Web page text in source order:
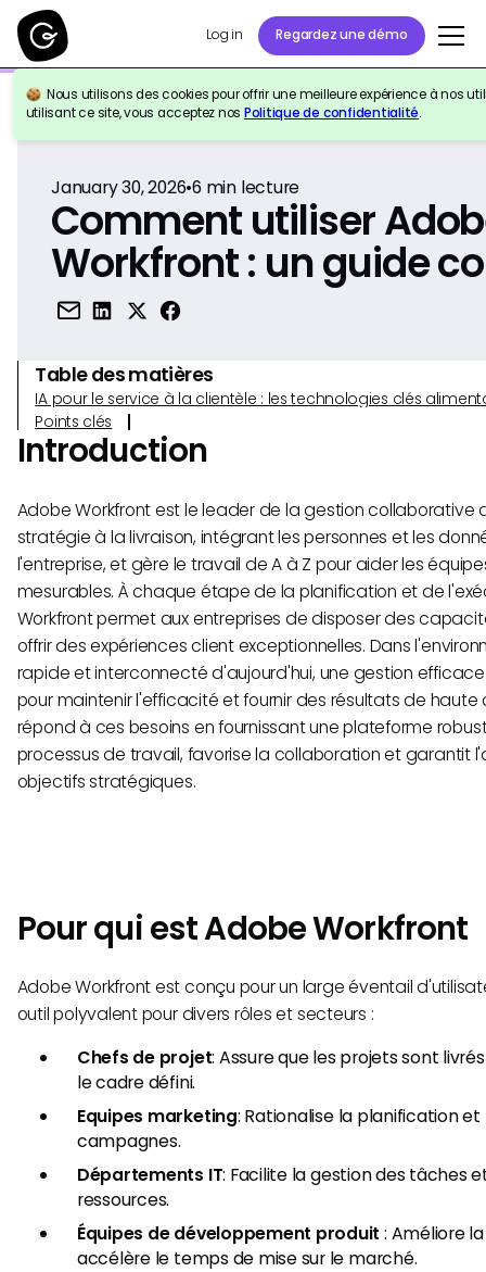
Log in Regardez une démo
Nous utilisons des cookies pour offrir une meilleure expérience à nos
utilisant ce site, vous acceptez nos Politique de confidentialité.
Retour à la référence
January 30, 2026•6 min lecture
Comment utiliser
Workfront : un guide
Table des matières
IA pour le service à la clientèle : les technologies clés
Points clés
Introduction
Adobe Workfront est le leader de la gestion collaborative
stratégie à la livraison, intégrant les personnes et les
l'entreprise, et gère le travail de A à Z pour aider les
mesurables. À chaque étape de la planification et de
Workfront permet aux entreprises de disposer des
offrir des expériences client exceptionnelles. Dans
rapide et interconnecté d'aujourd'hui, une gestion
pour maintenir l'efficacité et fournir des résultats de haute
répond à ces besoins en fournissant une plateforme
processus de travail, favorise la collaboration et garantit
objectifs stratégiques.
Pour qui est Adobe Workfront
Adobe Workfront est conçu pour un large éventail
outil polyvalent pour divers rôles et secteurs :
Chefs de projet: Assure que les projets sont
le cadre défini.
Equipes marketing: Rationalise la planification
campagnes.
Départements IT: Facilite la gestion des tâches
ressources.
Équipes de développement produit : Améliore
accélère le temps de mise sur le marché.